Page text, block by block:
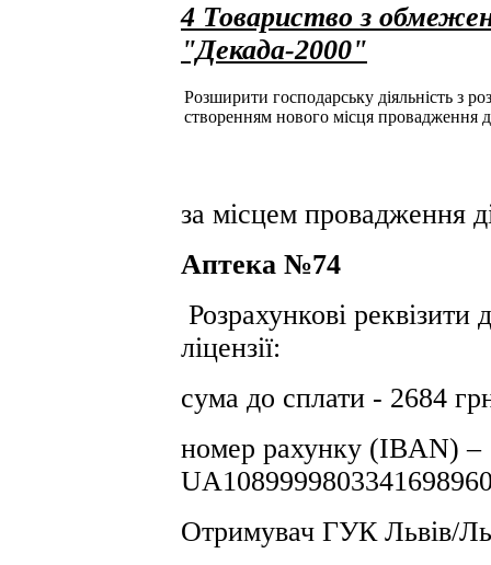
4 Товариство з
"Декада-2000"
Розширити господарську діяльність з
створенням нового місця провадження
за місцем провадження
Аптека №74
Розрахункові
ліцензії:
сума до сплати - 2684
номер рахунку (IBAN) –
Отримувач ГУК Львiв/